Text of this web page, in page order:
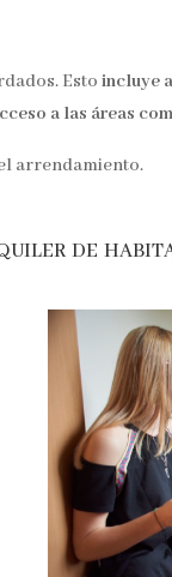
Esto incluye
a las áreas
arrendamiento.
de